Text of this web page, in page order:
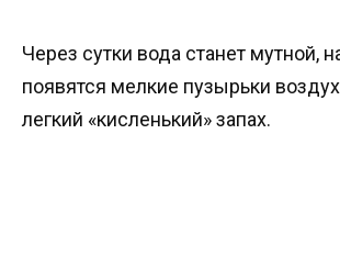
Через сутки вода станет мутной,
появятся мелкие пузырьки
легкий «кисленький» запах.